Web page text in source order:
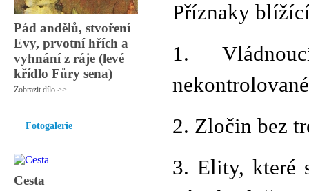
Pád andělů, stvoření
Evy, prvotní hřích a
vyhnání z ráje (levé
křídlo Fůry sena)
Zobrazit dílo >>
Fotogalerie
Cesta
Příznaky
1.
2. Zločin bez
3. Elity, které